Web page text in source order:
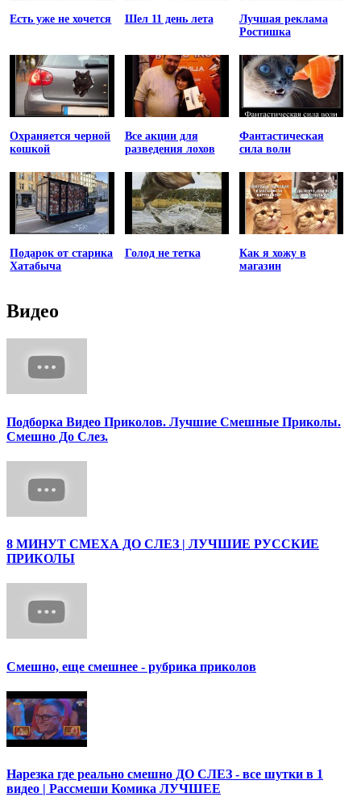
Есть уже не хочется Шел 11 день лета
Лучшая реклама
Ростишка
Охраняется черной
кошкой
Все акции для
разведения лохов
Фантастическая
сила воли
Подарок от старика
Хатабыча
Голод не тетка
Как я хожу в
магазин
Видео
Подборка Видео Приколов. Лучшие Смешные Приколы.
Смешно До Слез.
8 МИНУТ СМЕХА ДО СЛЕЗ | ЛУЧШИЕ РУССКИЕ
ПРИКОЛЫ
Смешно, еще смешнее - рубрика приколов
Нарезка где реально смешно ДО СЛЕЗ - все шутки в 1
видео | Рассмеши Комика ЛУЧШЕЕ